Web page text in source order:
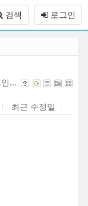
로그인
검색
...
최근 수정일
Art Museum |